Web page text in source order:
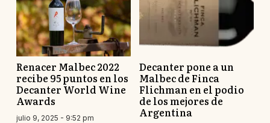
Renacer Malbec 2022
recibe 95 puntos en los
Decanter World Wine
Awards
julio 9, 2025 - 9:52 pm
Decanter pone a un
Malbec de Finca
Flichman en el podio
de los mejores de
Argentina